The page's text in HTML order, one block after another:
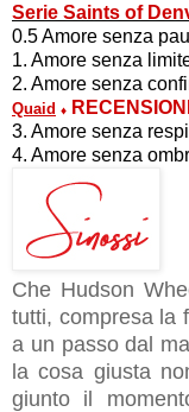
Serie Saints of
0.5 Amore senza
1. Amore senza
2. Amore senza
Quaid ♦
3. Amore senza
4. Amore senza
Che Hudson
tutti, compresa la
a un passo dal
la cosa giusta
giunto il